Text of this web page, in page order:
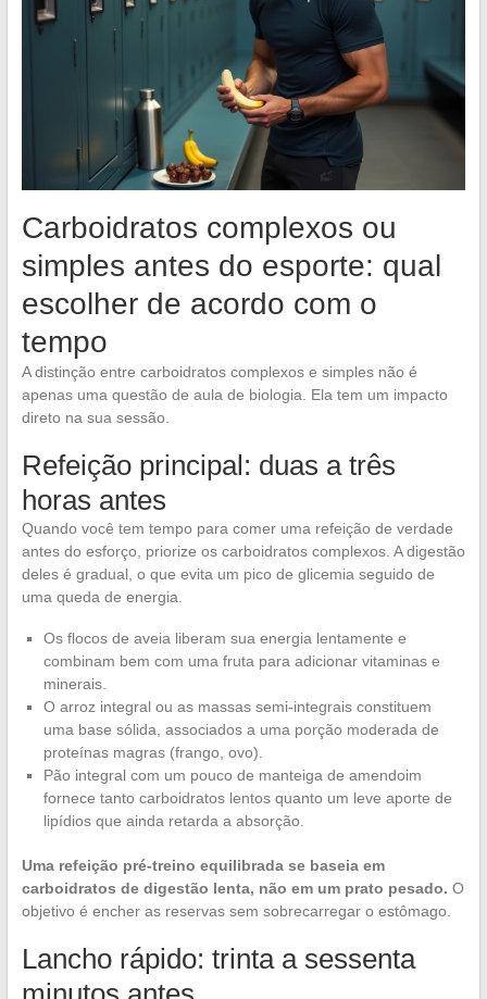
Carboidratos complexos ou
simples antes do esporte: qual
escolher de acordo com o
tempo
A distinção entre carboidratos complexos e simples não é
apenas uma questão de aula de biologia. Ela tem um impacto
direto na sua sessão.
Refeição principal: duas a três
horas antes
Quando você tem tempo para comer uma refeição de verdade
antes do esforço, priorize os carboidratos complexos. A digestão
deles é gradual, o que evita um pico de glicemia seguido de
uma queda de energia.
Os flocos de aveia liberam sua energia lentamente e
combinam bem com uma fruta para adicionar vitaminas e
minerais.
O arroz integral ou as massas semi-integrais constituem
uma base sólida, associados a uma porção moderada de
proteínas magras (frango, ovo).
Pão integral com um pouco de manteiga de amendoim
fornece tanto carboidratos lentos quanto um leve aporte de
lipídios que ainda retarda a absorção.
Uma refeição pré-treino equilibrada se baseia em
carboidratos de digestão lenta, não em um prato pesado. O
objetivo é encher as reservas sem sobrecarregar o estômago.
Lancho rápido: trinta a sessenta